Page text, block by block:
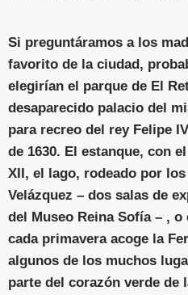
Si preguntáramos a los
favorito de la ciudad,
elegirían el parque de El
desaparecido palacio del
para recreo del rey Felipe
de 1630. El estanque, con
XII, el lago, rodeado por
Velázquez – dos salas de
del Museo Reina Sofía – , o
cada primavera acoge la
algunos de los muchos
parte del corazón verde de